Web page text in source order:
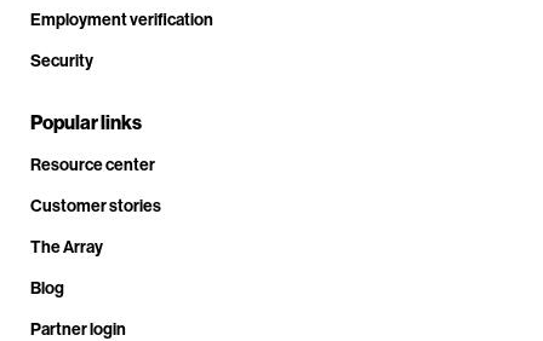
Employment verification
Security
Popular links
Resource center
Customer stories
The Array
Blog
Partner login